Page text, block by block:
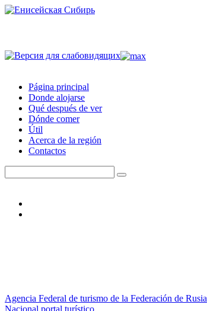
Página principal
Donde alojarse
Qué después de ver
Dónde comer
Útil
Acerca de la región
Contactos
Agencia Federal de turismo de la Federación de Rusia
Nacional portal turístico